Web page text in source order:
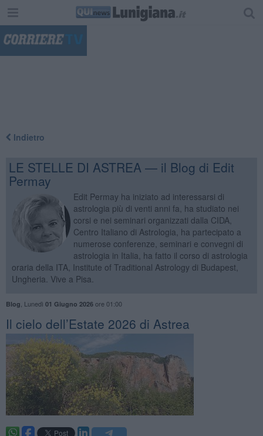
Indietro
LE STELLE DI ASTREA — il Blog di Edit
Permay
Edit Permay ha iniziato ad interessarsi di
astrologia più di venti anni fa, ha studiato nei
corsi e nei seminari organizzati dalla CIDA,
Centro Italiano di Astrologia, ha partecipato a
numerose conferenze, seminari e convegni di
astrologia in Italia, ha fatto il corso di astrologia
oraria della ITA, Institute of Traditional Astrology di Budapest,
Ungheria. Vive a Pisa.
Blog Lunedì 01 Giugno 2026ore 01:00
​Il cielo dell’Estate 2026 di Astrea